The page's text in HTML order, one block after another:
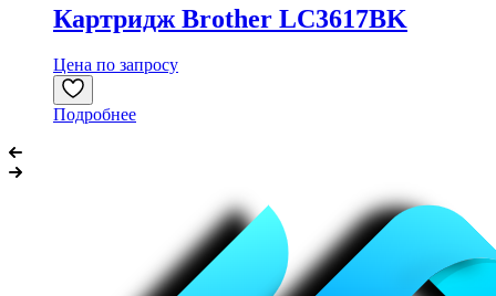
Картридж Brother LC3617BK
Цена по запросу
Подробнее